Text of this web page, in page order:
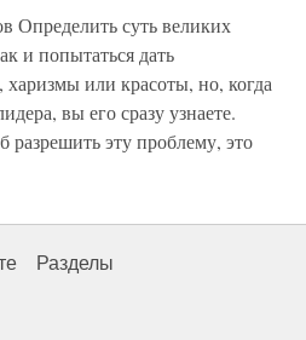
Определить суть великих
и попытаться дать
харизмы или красоты, но, когда
вы его сразу узнаете.
эту проблему, это
Разделы